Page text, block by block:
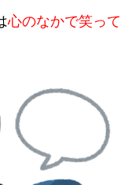
心のなかで笑って